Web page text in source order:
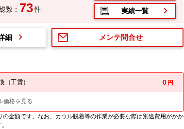
数： 73件 実績一覧
メンテ問合せ
細
（工賃） 0 円
価格を見る
の金額です。なお、カウル脱着等の作業が必要な際は別途費用がかか